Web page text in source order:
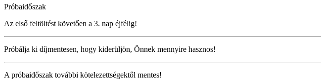
Próbaidőszak
Az első feltöltést követően a 3. nap éjfélig!
Próbálja ki díjmentesen, hogy kiderüljön, Önnek mennyire hasznos!
A próbaidőszak további kötelezettségektől mentes!